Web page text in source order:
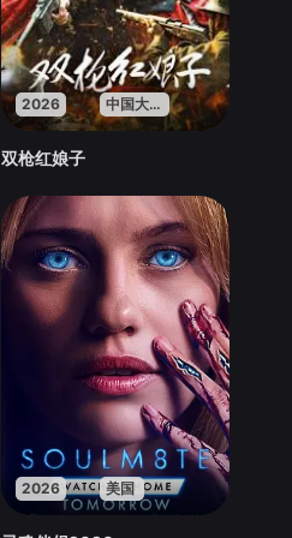
2026 中国大陆
双枪红娘子
2026 美国